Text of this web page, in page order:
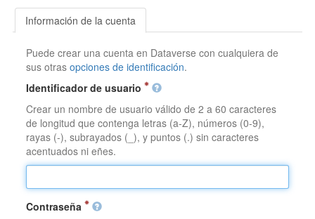
Información de la cuenta
Puede crear una cuenta en Dataverse con cualquiera de
sus otrasopciones de identificación.
Identificador de usuario
Crear un nombre de usuario válido de 2 a 60 caracteres
de longitud que contenga letras (a-Z), números (0-9),
rayas (-), subrayados (_), y puntos (.) sin caracteres
acentuados ni eñes.
Contraseña